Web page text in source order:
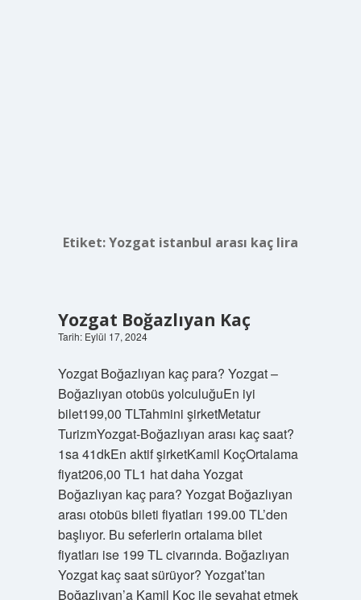
Etiket:Yozgat istanbul arası kaç lira
Yozgat Boğazlıyan Kaç
Tarih: Eylül 17, 2024
Yozgat Boğazlıyan kaç para? Yozgat –
Boğazlıyan otobüs yolculuğuEn iyi
bilet199,00 TLTahmini şirketMetatur
TurizmYozgat-Boğazlıyan arası kaç saat?
1sa 41dkEn aktif şirketKamil KoçOrtalama
fiyat206,00 TL1 hat daha Yozgat
Boğazlıyan kaç para? Yozgat Boğazlıyan
arası otobüs bileti fiyatları 199.00 TL’den
başlıyor. Bu seferlerin ortalama bilet
fiyatları ise 199 TL civarında. Boğazlıyan
Yozgat kaç saat sürüyor? Yozgat’tan
Boğazlıyan’a Kamil Koç ile seyahat etmek